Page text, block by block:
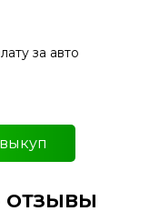
за авто
ОТЗЫВЫ